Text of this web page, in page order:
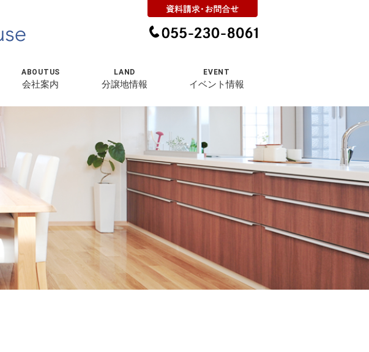
ABOUTUS
会社案内
LAND
分譲地情報
EVENT
イベント情報